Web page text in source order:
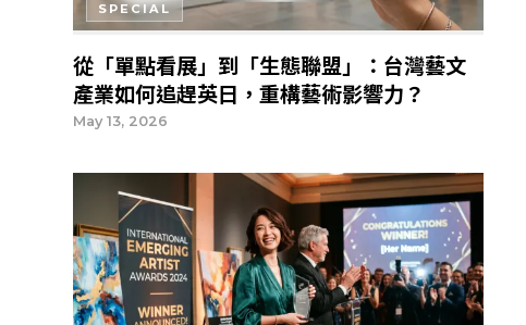
SPECIAL
從「單點看展」到「生態聯盟」：台灣藝文
產業如何追趕英日，重構藝術影響力？
May 13, 2026